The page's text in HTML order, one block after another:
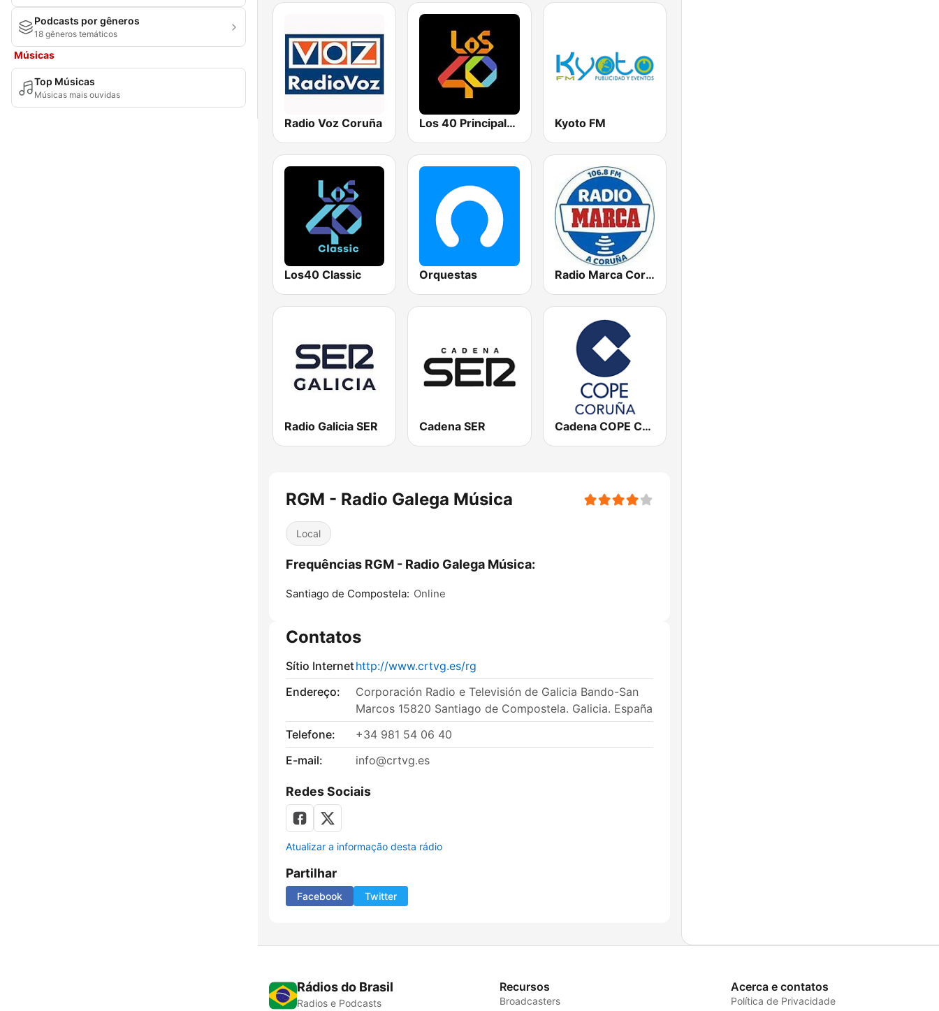
Podcasts por gêneros
18 gêneros temáticos
Músicas
Top Músicas
Músicas mais ouvidas
Radio Voz Coruña Los 40 Principales Kyoto FM
Los40 Classic Orquestas Radio Marca Coruña
Radio Galicia SER Cadena SER Cadena COPE Coruña
RGM - Radio Galega Música
Local
Frequências RGM - Radio Galega Música:
Santiago de Compostela: Online
Contatos
Sítio Internethttp://www.crtvg.es/rg
Endereço:
Corporación Radio e Televisión de Galicia Bando-San
Marcos 15820 Santiago de Compostela. Galicia. España
Telefone:
+34 981 54 06 40
E-mail:
info@crtvg.es
Redes Sociais
Atualizar a informação desta rádio
Partilhar
Facebook Twitter
Rádios do Brasil
Radios e Podcasts
Recursos
Broadcasters
Acerca e contatos
Política de Privacidade